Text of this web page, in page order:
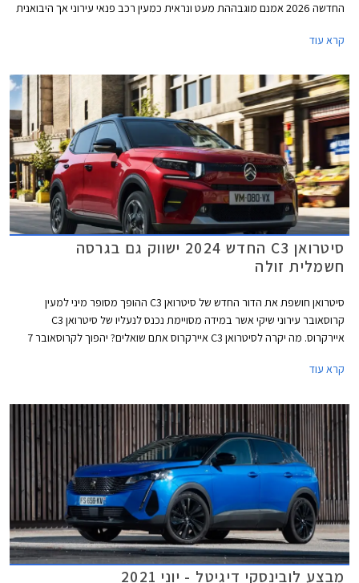
החדשה 2026 אמנם מוגבההת מעט ונראית כמעין רכב פנאי עירוני אך היבואנית
מאובזרת יותר עם סיוע היברידי מתון במחיר 114,990 ₪.
קרא עוד
סיטרואן C3 החדש 2024 ישווק גם בגרסה
חשמלית זולה
סיטרואן חושפת את הדור החדש של סיטרואן C3 ההופך מסופר מיני למעין
קרוסאובר עירוני שיקי אשר במידה מסויימת נכנס לנעליו של סיטרואן C3
איירקרוס. מה יקרה לסיטרואן C3 איירקרוס אתם שואלים? יהפוך לקרוסאובר 7
זולה יותר עם טווח מקוצר ותג מחיר של החל מ- 19,990 יורו.
קרא עוד
מבצע לובינסקי דיגיטל - יוני 2021